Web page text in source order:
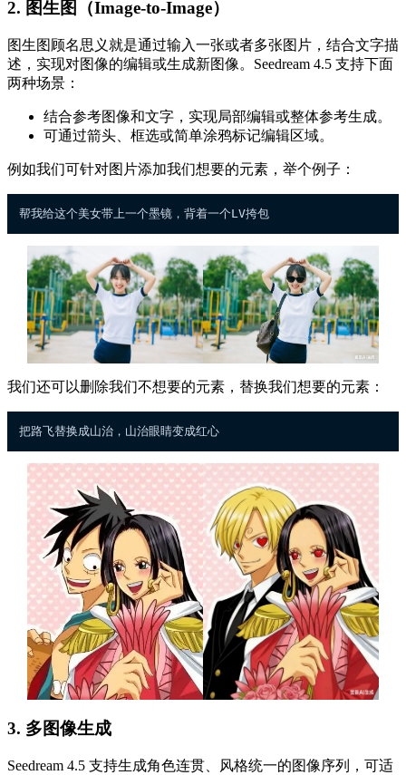
2. 图生图（Image-to-Image）
图生图顾名思义就是通过输入一张或者多张图片，结合文字描
述，实现对图像的编辑或生成新图像。Seedream 4.5 支持下面
两种场景：
结合参考图像和文字，实现局部编辑或整体参考生成。
可通过箭头、框选或简单涂鸦标记编辑区域。
例如我们可针对图片添加我们想要的元素，举个例子：
我们还可以删除我们不想要的元素，替换我们想要的元素：
3. 多图像生成
Seedream 4.5 支持生成角色连贯、风格统一的图像序列，可适